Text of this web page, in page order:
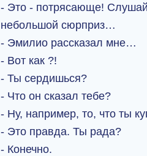
- Это - потрясающе!
небольшой сюрприз…
- Эмилио рассказал мне…
- Вот как ?!
- Ты сердишься?
- Что он сказал тебе?
- Ну, например, то, что ты
- Это правда. Ты рада?
- Конечно.